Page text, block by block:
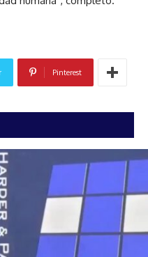
Pinterest